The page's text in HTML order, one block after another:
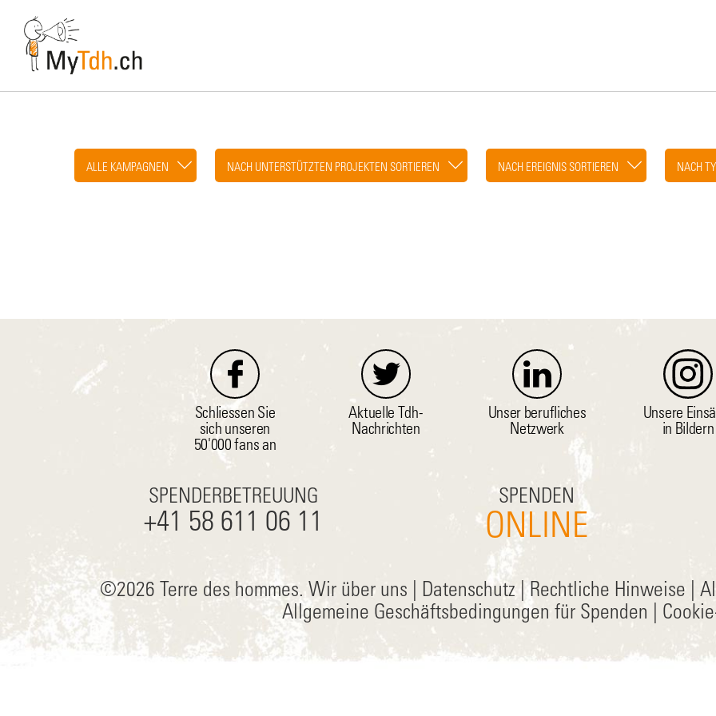
main
ALLE KAMPAGNEN NACH UNTERSTÜTZTEN PROJEKTEN SORTIEREN NACH EREIGNIS SORTIEREN NACH
Schliessen Sie
sich unseren
50'000 fans an
Aktuelle Tdh-
Nachrichten
Unser berufliches
Netzwerk
Unsere
in Bildern
SPENDERBETREUUNG
+41 58 611 06 11
SPENDEN
ONLINE
©2026 Terre des hommes. Wir über uns Datenschutz |Rechtliche Hinweise
Allgemeine Geschäftsbedingungen für Spenden